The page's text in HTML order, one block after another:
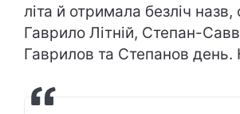
літа й отримала безліч
Гаврило Літній, Степан-
Гаврилов та Степанов день.